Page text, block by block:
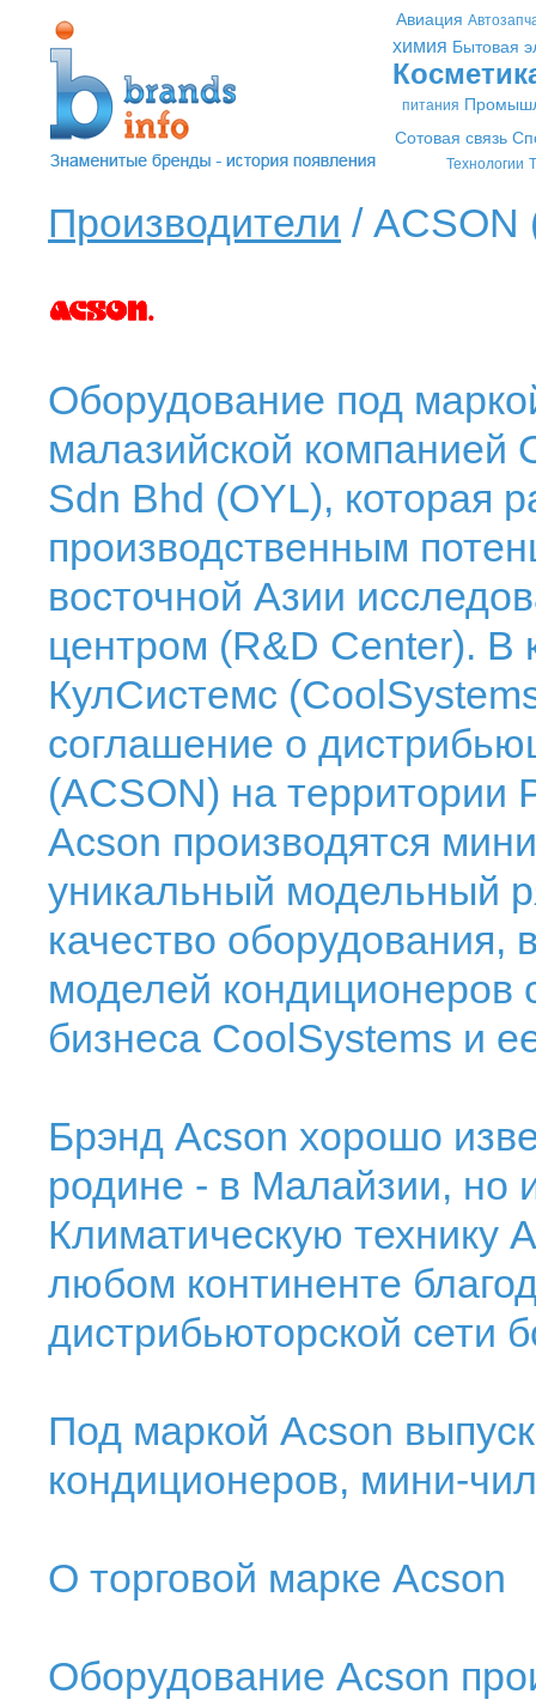
Авиация
химия Бытовая
питания
Сотовая связь
Технологии
Производители / ACSON
Оборудование под
малазийской компанией
Sdn Bhd (OYL), которая
производственным
восточной Азии
центром (R&D Center). В
КулСистемс
соглашение о
(ACSON) на территории
Acson производятся
уникальный модельный
качество оборудования,
моделей кондиционеров
бизнеса CoolSystems и
Брэнд Acson хорошо
родине - в Малайзии, но
Климатическую технику
любом континенте
дистрибьюторской сети
Под маркой Acson
кондиционеров, мини-
О торговой марке Acson
Оборудование Acson